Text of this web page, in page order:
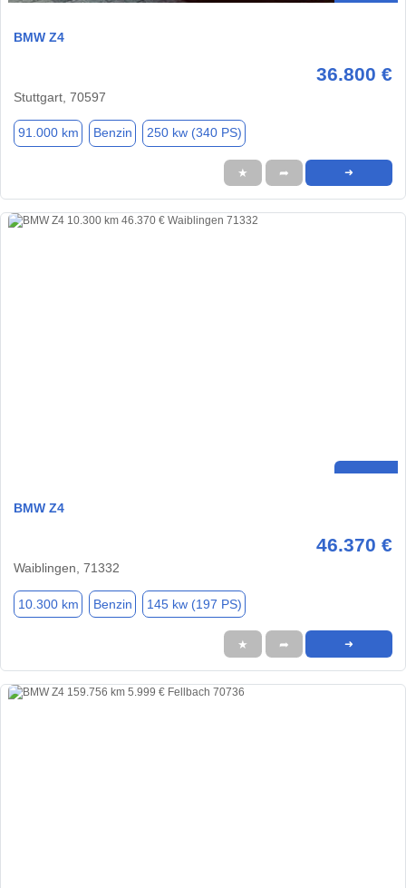
BMW Z4
36.800 €
Stuttgart, 70597
91.000 km Benzin 250 kw (340 PS)
★ ➦ ➜
BMW Z4
46.370 €
Waiblingen, 71332
10.300 km Benzin 145 kw (197 PS)
★ ➦ ➜